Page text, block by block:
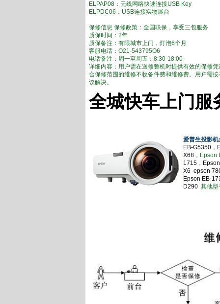
ELPAP08：无线网络快速连接USB Key
ELPDC06：USB连接实物展台
保修信息 保修政策：全国联保，享受三包服务
质保时间：2年
质保备注：有限城市上门，灯泡6个月
客服电话：O21-543795O6
电话备注：周一至周五：8:30-18:00
详细内容：用户需在送修整机时提供有效的保修
合保修范围的维修不收备件费和维修费。用户需
议解决。
全城快车上门服
爱普生投影
EB-G5350 ，
X68 ，Epson
1715 ，
X6 epson
Epson EB-
D290 其他